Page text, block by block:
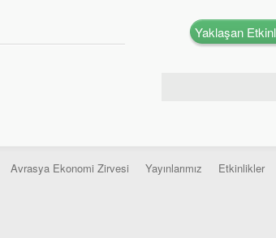
Yaklaşan
Avrasya Ekonomi Zirvesi Yayınlarımız Etkinlikler